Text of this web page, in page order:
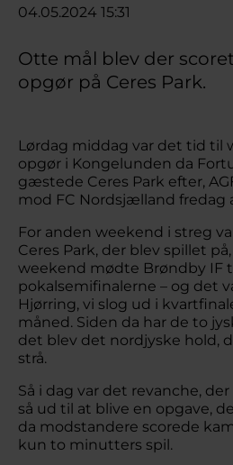
04.05.2024 15:31
Otte mål blev der
opgør på Ceres Park.
Lørdag middag var det tid til
opgør i Kongelunden da
gæstede Ceres Park efter,
mod FC Nordsjælland fredag
For anden weekend i streg
Ceres Park, der blev spillet
weekend mødte Brøndby IF
pokalsemifinalerne – og det
Hjørring, vi slog ud i
måned. Siden da har de to
det blev det nordjyske hold,
strå.
Så i dag var det revanche,
så ud til at blive en opgave,
da modstandere scorede
kun to minutters spil.